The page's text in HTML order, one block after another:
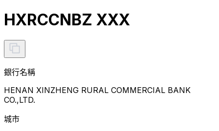
HXRCCNBZ XXX
銀行名稱
HENAN XINZHENG RURAL COMMERCIAL BANK
CO.,LTD.
城市